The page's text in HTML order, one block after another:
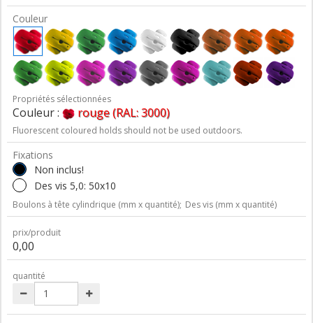
Couleur
Propriétés sélectionnées
Couleur : rouge (RAL: 3000)
Fluorescent coloured holds should not be used outdoors.
Fixations
Non inclus!
Des vis 5,0: 50x10
Boulons à tête cylindrique (mm x quantité); Des vis (mm x quantité)
prix/produit
0,00
quantité